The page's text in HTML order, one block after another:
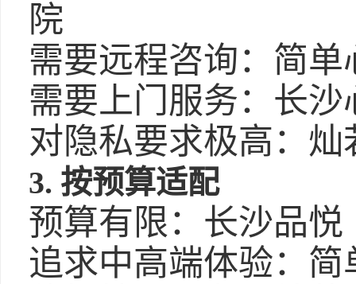
院
需要远程咨询：简单
需要上门服务：长沙
对隐私要求极高：灿
3. 按预算适配
预算有限：长沙品悦
追求中高端体验：